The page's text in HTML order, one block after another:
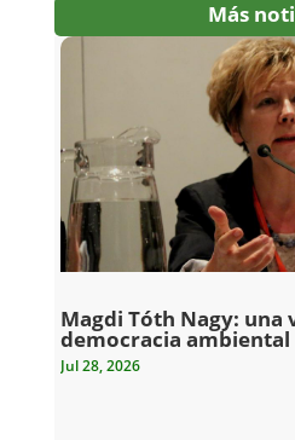
Más
Magdi Tóth Nagy: una
democracia ambiental
Jul 28, 2026